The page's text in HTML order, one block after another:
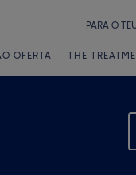
PARA O
OFERTA THE